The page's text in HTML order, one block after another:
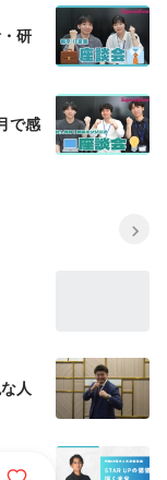
研
で感
人